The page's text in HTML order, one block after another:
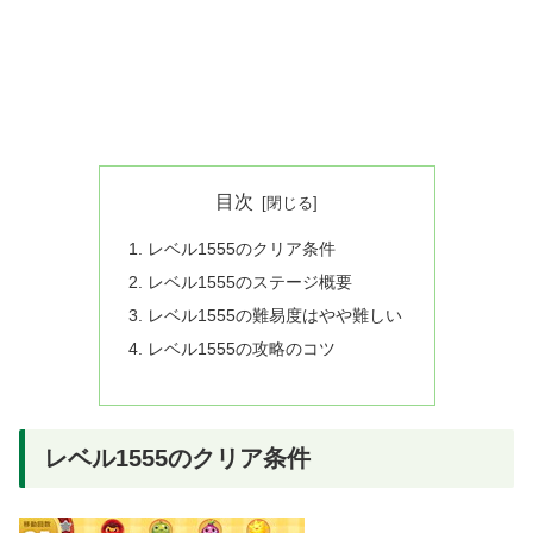
目次
レベル1555のクリア条件
レベル1555のステージ概要
レベル1555の難易度はやや難しい
レベル1555の攻略のコツ
レベル1555のクリア条件